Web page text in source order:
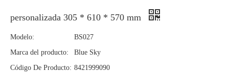
personalizada 305 * 610 * 570 mm
Modelo:
BS027
Marca del producto:
Blue Sky
Código De Producto: 8421999090